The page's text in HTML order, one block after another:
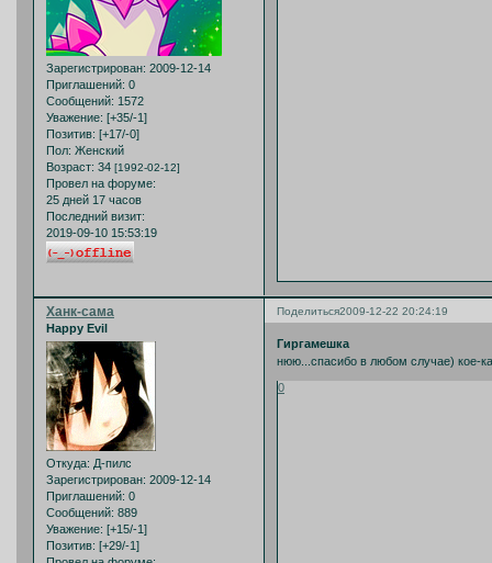
Зарегистрирован: 2009-12-14
Приглашений: 0
Сообщений: 1572
Уважение: [+35/-1]
Позитив: [+17/-0]
Пол: Женский
Возраст: 34 [1992-02-12]
Провел на форуме:
25 дней 17 часов
Последний визит:
2019-09-10 15:53:19
Поделиться2009-12-22 20:24:19
Ханк-сама
Happy Evil
Откуда: Д-пилс
Зарегистрирован: 2009-12-14
Приглашений: 0
Сообщений: 889
Уважение: [+15/-1]
Позитив: [+29/-1]
Гиргамешка
нюю...спасибо в любом случае) кое-
0